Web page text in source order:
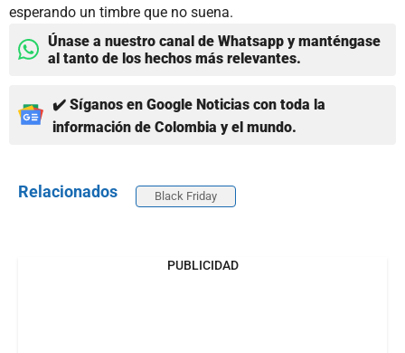
esperando un timbre que no suena.
Únase a nuestro canal de Whatsapp y manténgase
al tanto de los hechos más relevantes.
✔️ Síganos en Google Noticias con toda la
información de Colombia y el mundo.
Relacionados Black Friday
PUBLICIDAD